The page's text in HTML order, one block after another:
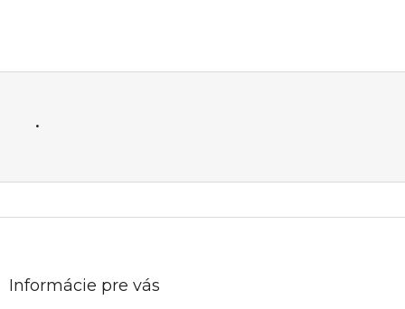
.
Informácie pre vás